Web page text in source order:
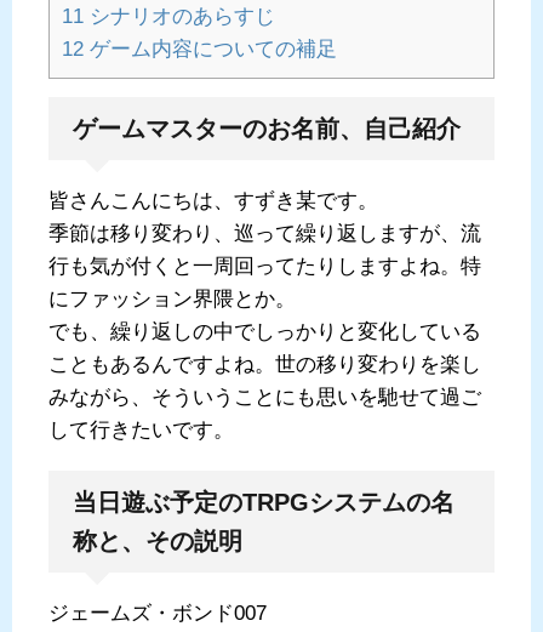
11 シナリオのあらすじ
12 ゲーム内容についての補足
ゲームマスターのお名前、自己紹介
皆さんこんにちは、すずき某です。
季節は移り変わり、巡って繰り返しますが、流
行も気が付くと一周回ってたりしますよね。特
にファッション界隈とか。
でも、繰り返しの中でしっかりと変化している
こともあるんですよね。世の移り変わりを楽し
みながら、そういうことにも思いを馳せて過ご
して行きたいです。
当日遊ぶ予定のTRPGシステムの名
称と、その説明
ジェームズ・ボンド007